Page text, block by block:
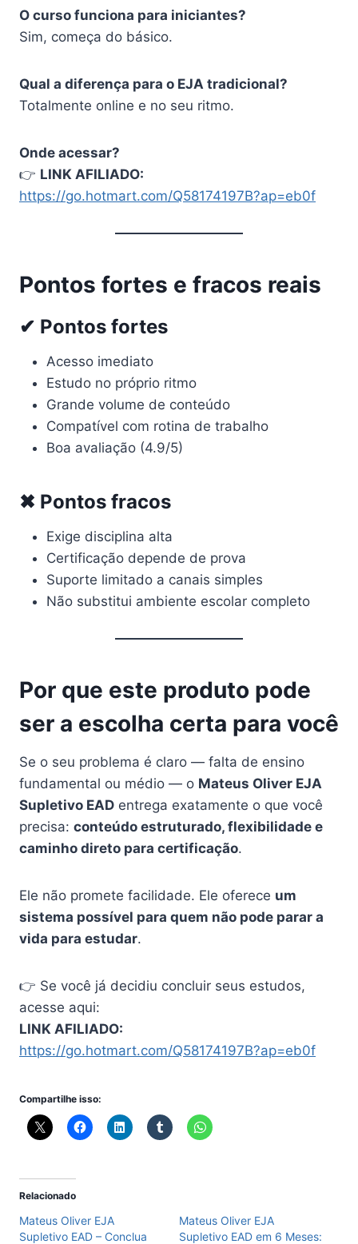
O curso funciona para iniciantes?
Sim, começa do básico.
Qual a diferença para o EJA tradicional?
Totalmente online e no seu ritmo.
Onde acessar?
👉 LINK AFILIADO:
https://go.hotmart.com/Q58174197B?ap=eb0f
Pontos fortes e fracos reais
✔ Pontos fortes
Acesso imediato
Estudo no próprio ritmo
Grande volume de conteúdo
Compatível com rotina de trabalho
Boa avaliação (4.9/5)
✖ Pontos fracos
Exige disciplina alta
Certificação depende de prova
Suporte limitado a canais simples
Não substitui ambiente escolar completo
Por que este produto pode
ser a escolha certa para você
Se o seu problema é claro — falta de ensino
fundamental ou médio — o Mateus Oliver EJA
Supletivo EAD entrega exatamente o que você
precisa: conteúdo estruturado, flexibilidade e
caminho direto para certificação.
Ele não promete facilidade. Ele oferece um
sistema possível para quem não pode parar a
vida para estudar.
👉 Se você já decidiu concluir seus estudos,
acesse aqui:
LINK AFILIADO:
https://go.hotmart.com/Q58174197B?ap=eb0f
Compartilhe isso:
Relacionado
Mateus Oliver EJA
Supletivo EAD – Conclua
Mateus Oliver EJA
Supletivo EAD em 6 Meses: